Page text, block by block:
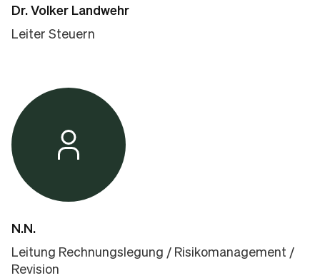
Dr. Volker Landwehr
Leiter Steuern
N.N.
Leitung Rechnungslegung / Risikomanagement /
Revision